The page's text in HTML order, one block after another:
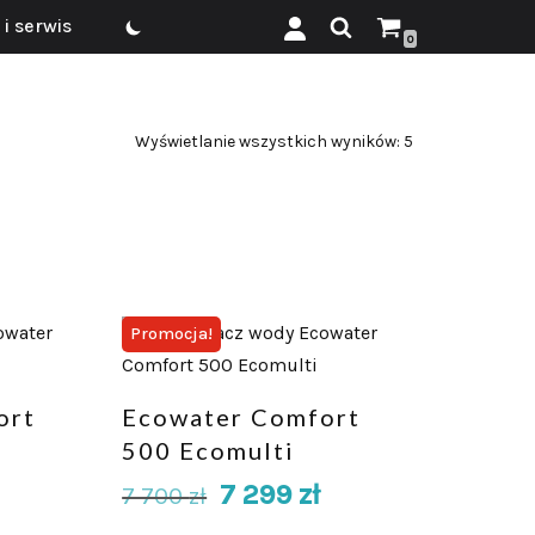
i serwis
0
Wyświetlanie wszystkich wyników: 5
Promocja!
Ecowater Comfort
500 Ecomulti
7 700zł 7 299 zł